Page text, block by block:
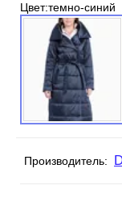
Цвет:темно-синий
Производитель: